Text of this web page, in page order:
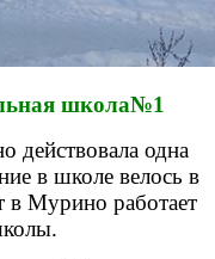
школа№1
действовала одна
в школе велось в
в Мурино работает